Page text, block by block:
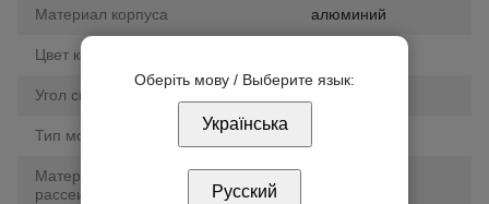
Материал корпуса алюминий
Цвет корпуса
Угол свечения
Тип монтажа
Материал плафона/
рассеивателя
Оберіть мову / Выберите язык:
Українська
Русский